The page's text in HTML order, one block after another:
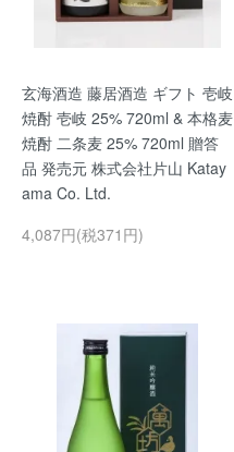
玄海酒造 藤居酒造 ギフト 壱岐
焼酎 壱岐 25% 720ml & 本格麦
焼酎 二条麦 25% 720ml 贈答
品 発売元 株式会社片山 Katay
ama Co. Ltd.
4,087円(税371円)